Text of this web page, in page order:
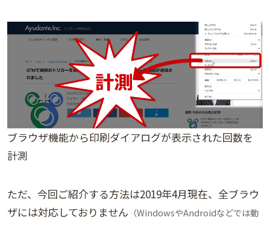
ブラウザ機能から印刷ダイアログが表示された回数を
計測
ただ、今回ご紹介する方法は2019年4月現在、全ブラウ
ザには対応しておりません （WindowsやAndroidなどでは動